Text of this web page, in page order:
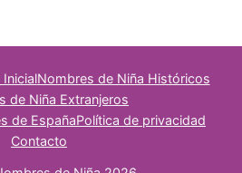
Nombres de Niña Históricos
de Niña Extranjeros
de EspañaPolítica de privacidad
Contacto